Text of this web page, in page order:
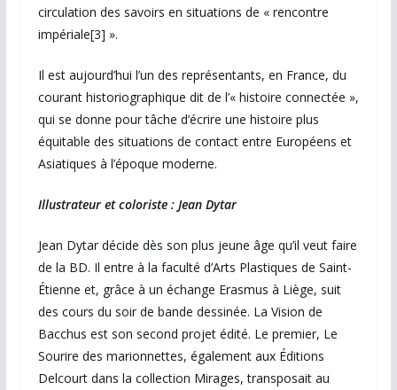
circulation des savoirs en situations de « rencontre
impériale[3] ».
Il est aujourd’hui l’un des représentants, en France, du
courant historiographique dit de l’« histoire connectée »,
qui se donne pour tâche d’écrire une histoire plus
équitable des situations de contact entre Européens et
Asiatiques à l’époque moderne.
Illustrateur et coloriste : Jean Dytar
Jean Dytar décide dès son plus jeune âge qu’il veut faire
de la BD. Il entre à la faculté d’Arts Plastiques de Saint-
Étienne et, grâce à un échange Erasmus à Liège, suit
des cours du soir de bande dessinée. La Vision de
Bacchus est son second projet édité. Le premier, Le
Sourire des marionnettes, également aux Éditions
Delcourt dans la collection Mirages, transposait au